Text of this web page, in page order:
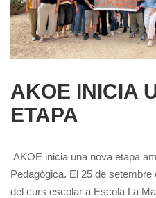
AKOE INICIA
ETAPA
AKOE inicia una nova etapa
Pedagògica. El 25 de
del curs escolar a Escola La